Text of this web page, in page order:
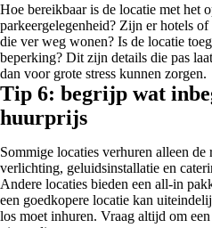
Hoe bereikbaar is de locatie met het
parkeergelegenheid? Zijn er hotels
die ver weg wonen? Is de locatie
beperking? Dit zijn details die pas
dan voor grote stress kunnen zorgen.
Tip 6: begrijp wat
huurprijs
Sommige locaties verhuren alleen
verlichting, geluidsinstallatie en
Andere locaties bieden een all-in
een goedkopere locatie kan
los moet inhuren. Vraag altijd om